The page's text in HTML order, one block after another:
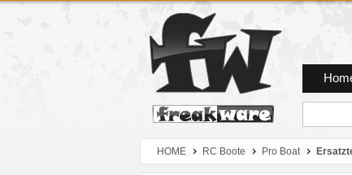
Zum Hauptmenue
Zum Seiteninhalt
Zum Warenkob
HOME RC Boote Pro Boat